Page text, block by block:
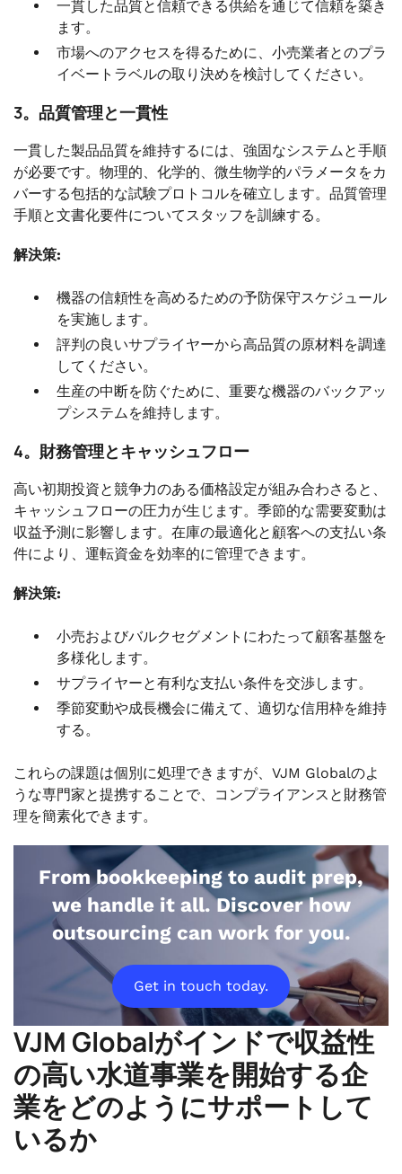
一貫した品質と信頼できる供給を通じて信頼を築き
ます。
市場へのアクセスを得るために、小売業者とのプラ
イベートラベルの取り決めを検討してください。
3。品質管理と一貫性
一貫した製品品質を維持するには、強固なシステムと手順
が必要です。物理的、化学的、微生物学的パラメータをカ
バーする包括的な試験プロトコルを確立します。品質管理
手順と文書化要件についてスタッフを訓練する。
解決策:
機器の信頼性を高めるための予防保守スケジュール
を実施します。
評判の良いサプライヤーから高品質の原材料を調達
してください。
生産の中断を防ぐために、重要な機器のバックアッ
プシステムを維持します。
4。財務管理とキャッシュフロー
高い初期投資と競争力のある価格設定が組み合わさると、
キャッシュフローの圧力が生じます。季節的な需要変動は
収益予測に影響します。在庫の最適化と顧客への支払い条
件により、運転資金を効率的に管理できます。
解決策:
小売およびバルクセグメントにわたって顧客基盤を
多様化します。
サプライヤーと有利な支払い条件を交渉します。
季節変動や成長機会に備えて、適切な信用枠を維持
する。
これらの課題は個別に処理できますが、VJM Globalのよ
うな専門家と提携することで、コンプライアンスと財務管
理を簡素化できます。
From bookkeeping to audit prep,
we handle it all. Discover how
outsourcing can work for you.
Get in touch today.
VJM Globalがインドで収益性
の高い水道事業を開始する企
業をどのようにサポートして
いるか